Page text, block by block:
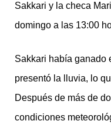
Sakkari y la checa
domingo a las 13:00
Sakkari había ganado
presentó la lluvia, lo
Después de más de
condiciones